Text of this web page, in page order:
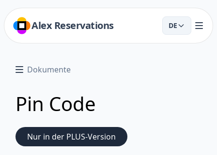
Alex Reservations DE
Dokumente
Pin Code
Nur in der PLUS-Version